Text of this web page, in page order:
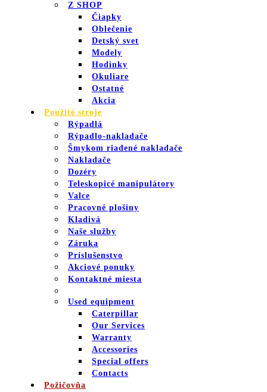
Z SHOP
Čiapky
Oblečenie
Detský svet
Modely
Hodinky
Okuliare
Ostatné
Akcia
Použité stroje
Rýpadlá
Rýpadlo-nakladače
Šmykom riadené nakladače
Nakladače
Dozéry
Teleskopicé manipulátory
Valce
Pracovné plošiny
Kladivá
Naše služby
Záruka
Príslušenstvo
Akciové ponuky
Kontaktné miesta
Used equipment
Caterpillar
Our Services
Warranty
Accessories
Special offers
Contacts
Požičovňa